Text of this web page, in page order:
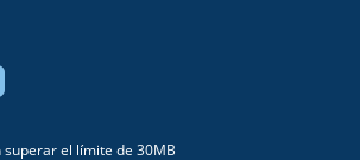
superar el límite de 30MB